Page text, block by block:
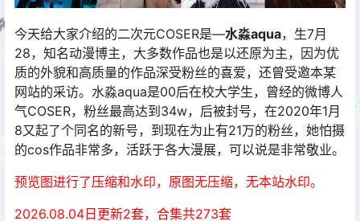
今天给大家介绍的二次元COSER是—水淼aqua，生7月
28，知名动漫博主，大多数作品也是以还原为主，因为优
质的外貌和高质量的作品深受粉丝的喜爱，还曾受邀本某
网站的采访。水淼aqua是00后在校大学生，曾经的微博人
气COSER，粉丝最高达到34w，后被封号，在2020年1月
8又起了个同名的新号，到现在为止有21万的粉丝，她怕摄
的cos作品非常多，活跃于各大漫展，可以说是非常敬业。
预览图进行了压缩和水印，原图无压缩，无本站水印。
2026.08.04 日更新2套，合集共273套